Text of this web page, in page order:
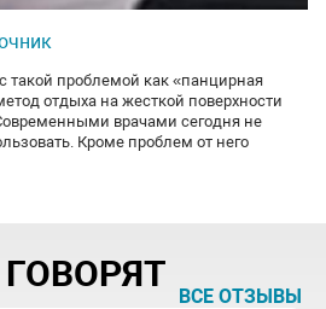
такой проблемой как «панцирная
отдыха на жесткой поверхности
врачами сегодня не
Кроме проблем от него
ВСЕ ОТЗЫВЫ